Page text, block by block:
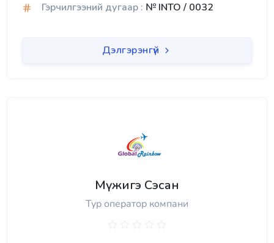
Гэрчилгээний дугаар : № INTO / 0032
Дэлгэрэнгүй
Мүжигэ Сэсан
Тур оператор компани